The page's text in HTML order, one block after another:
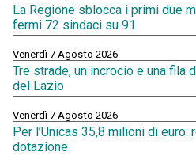
La Regione sblocca i primi due
fermi 72 sindaci su 91
Venerdì 7 Agosto 2026
Tre strade, un incrocio e una fila
del Lazio
Venerdì 7 Agosto 2026
Per l’Unicas 35,8 milioni di
dotazione